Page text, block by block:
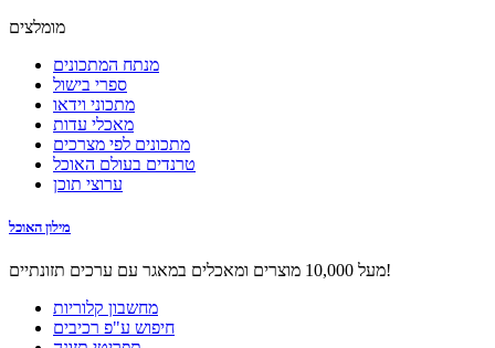
מומלצים
מנתח המתכונים
ספרי בישול
מתכוני וידאו
מאכלי עדות
מתכונים לפי מצרכים
טרנדים בעולם האוכל
ערוצי תוכן
מילון האוכל
מעל 10,000 מוצרים ומאכלים במאגר עם ערכים תזונתיים!
מחשבון קלוריות
חיפוש ע"פ רכיבים